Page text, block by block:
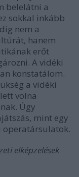
belelátni a
sokkal inkább
nem a
hanem
erőt
A vidéki
konstatálom.
a vidéki
volna
Úgy
mint egy
operatársulatok.
elképzelések